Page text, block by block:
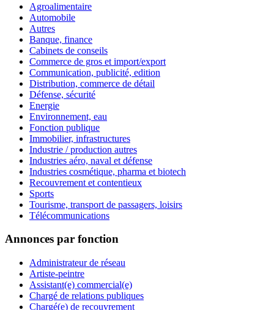
Agroalimentaire
Automobile
Autres
Banque, finance
Cabinets de conseils
Commerce de gros et import/export
Communication, publicité, edition
Distribution, commerce de détail
Défense, sécurité
Energie
Environnement, eau
Fonction publique
Immobilier, infrastructures
Industrie / production autres
Industries aéro, naval et défense
Industries cosmétique, pharma et biotech
Recouvrement et contentieux
Sports
Tourisme, transport de passagers, loisirs
Télécommunications
Annonces par fonction
Administrateur de réseau
Artiste-peintre
Assistant(e) commercial(e)
Chargé de relations publiques
Chargé(e) de recouvrement